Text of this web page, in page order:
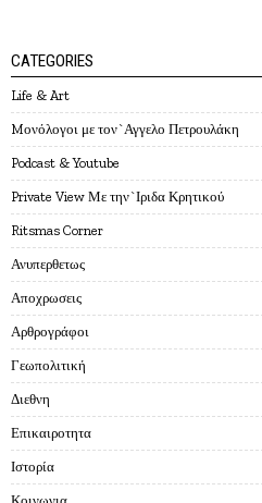
CATEGORIES
Life & Art
Mονόλογοι με τον`Αγγελο Πετρουλάκη
Podcast & Youtube
Private View Με την`Ιριδα Κρητικού
Ritsmas Corner
Ανυπερθετως
Αποχρωσεις
Αρθρογράφοι
Γεωπολιτική
Διεθνη
Επικαιροτητα
Ιστορία